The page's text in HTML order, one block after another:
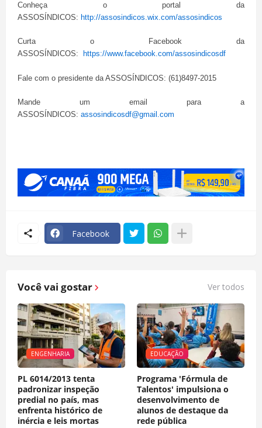
Conheça o portal da
ASSOSÍNDICOS: http://assosindicos.wix.com/assosindicos
Curta o Facebook da
ASSOSÍNDICOS:
https://www.facebook.com/assosindicosdf
Fale com o presidente da ASSOSÍNDICOS: (61)8497-2015
Mande um email para a
ASSOSÍNDICOS: assosindicosdf@gmail.com
Facebook
Você vai gostar Ver todos
ENGENHARIA
PL 6014/2013 tenta
padronizar inspeção
predial no país, mas
enfrenta histórico de
inércia e leis mortas
EDUCAÇÃO
Programa 'Fórmula de
Talentos' impulsiona o
desenvolvimento de
alunos de destaque da
rede pública